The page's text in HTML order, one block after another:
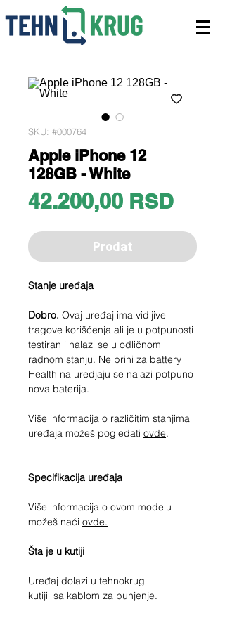
SKU: #000764
Apple iPhone 12
128GB - White
42.200,00 RSDPrice
Prodat
Stanje uređaja
Dobro. Ovaj uređaj ima vidljive
tragove korišćenja ali je u potpunosti
testiran i nalazi se u odličnom
radnom stanju. Ne brini za battery
Health na uredjaju se nalazi potpuno
nova baterija.
Više informacija o različitim stanjima
uređaja možeš pogledati ovde.
Specifikacija uređaja
Više informacija o ovom modelu
možeš naći ovde.
Šta je u kutiji
Uređaj dolazi u tehnokrug
kutiji sa kablom za punjenje.